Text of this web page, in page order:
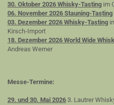
30. Oktober 2026 Whisky-Tasting im
06. November 2026 Stauning-Tasting
03. Dezember 2026 Whisky-Tasting
Kirsch-Import
18. Dezember 2026 World Wide
Andreas Werner
Messe-Termine:
29. und 30. Mai 2026 3. Lautrer